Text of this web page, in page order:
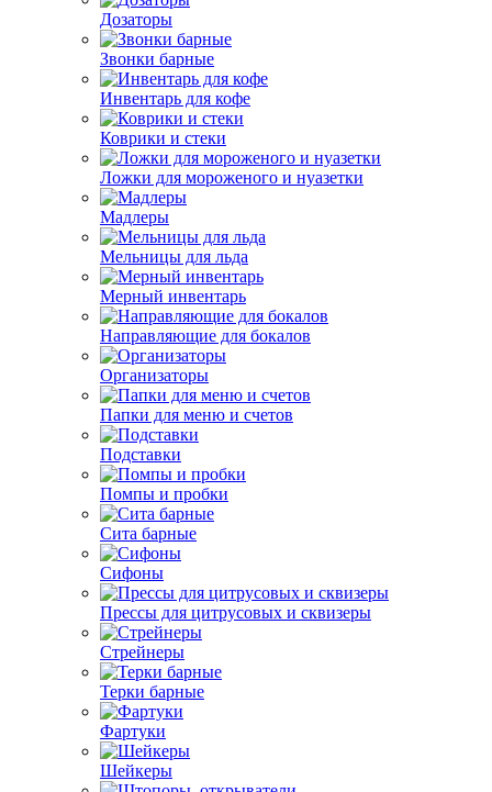
Дозаторы
Звонки барные
Инвентарь для кофе
Коврики и стеки
Ложки для мороженого и нуазетки
Мадлеры
Мельницы для льда
Мерный инвентарь
Направляющие для бокалов
Организаторы
Папки для меню и счетов
Подставки
Помпы и пробки
Сита барные
Сифоны
Прессы для цитрусовых и сквизеры
Стрейнеры
Терки барные
Фартуки
Шейкеры